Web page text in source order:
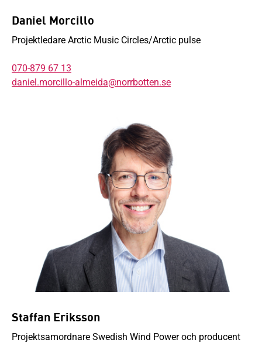
Daniel Morcillo
Projektledare Arctic Music Circles/Arctic pulse
070-879 67 13
daniel.morcillo-almeida@norrbotten.se
Staffan Eriksson
Projektsamordnare Swedish Wind Power och producent